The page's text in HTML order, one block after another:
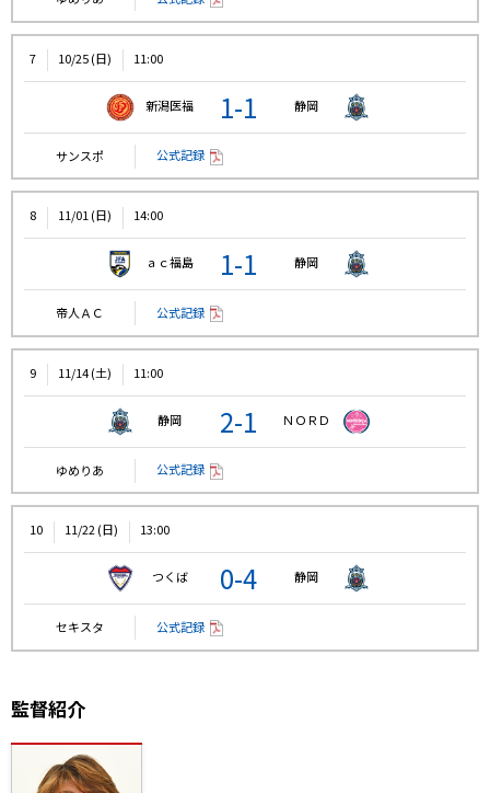
7 10/25 (日) 11:00
新潟医福 1-1 静岡
サンスポ 公式記録
8 11/01 (日) 14:00
ａｃ福島 1-1 静岡
帝人ＡＣ 公式記録
9 11/14 (土) 11:00
静岡 2-1 ＮＯＲＤ
ゆめりあ 公式記録
10 11/22 (日) 13:00
つくば 0-4 静岡
セキスタ 公式記録
監督紹介